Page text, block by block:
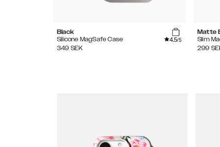
Black
Silicone MagSafe Case
4.5/5
349 SEK
Matte
Slim
299